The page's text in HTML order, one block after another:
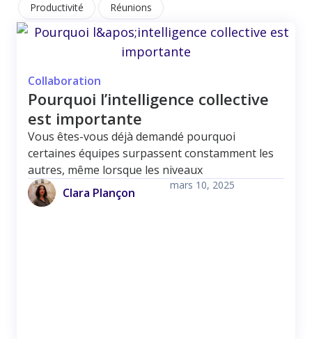
Productivité
Réunions
Collaboration
Pourquoi l’intelligence collective
est importante
Vous êtes-vous déjà demandé pourquoi
certaines équipes surpassent constamment les
autres, même lorsque les niveaux
Clara Plançon
mars 10, 2025